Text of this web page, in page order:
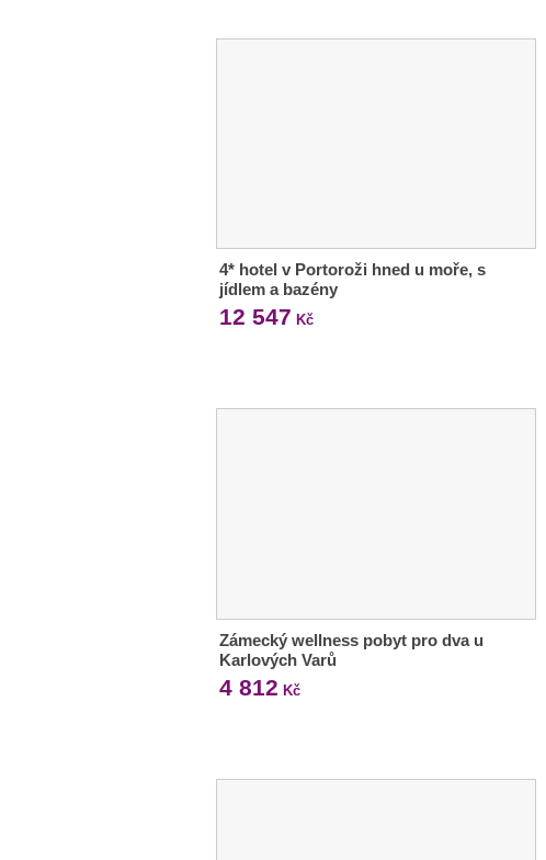
4* hotel v Portoroži hned u moře, s
jídlem a bazény
12 547 Kč
Zámecký wellness pobyt pro dva u
Karlových Varů
4 812 Kč